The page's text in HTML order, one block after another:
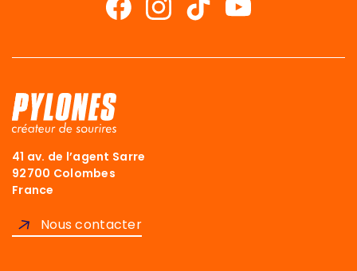
41 av. de l’agent Sarre
92700 Colombes
France
Nous contacter